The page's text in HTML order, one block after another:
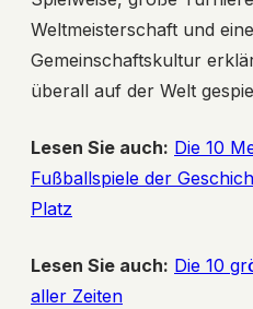
Weltmeisterschaft und
Gemeinschaftskultur
überall auf der Welt
Lesen Sie auch: Die 10
Fußballspiele der
Platz
Lesen Sie auch: Die 10
aller Zeiten